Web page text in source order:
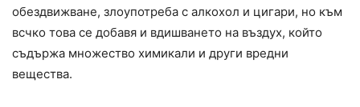
обездвижване, злоупотреба с алкохол и цигари, но към
всчко това се добавя и вдишването на въздух, който
съдържа множество химикали и други вредни
вещества.